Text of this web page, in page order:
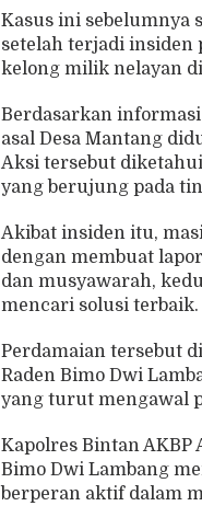
a
t
B
e
d
a
m
a
i
Kasus ini sebelumnya
setelah terjadi insiden
kelong milik nelayan
Berdasarkan
asal Desa Mantang
Aksi tersebut
yang berujung pada
Akibat insiden itu,
dengan membuat
dan musyawarah,
mencari solusi terbaik.
Perdamaian tersebut
Raden Bimo Dwi
yang turut mengawal
Kapolres Bintan AKBP
Bimo Dwi Lambang
berperan aktif dalam